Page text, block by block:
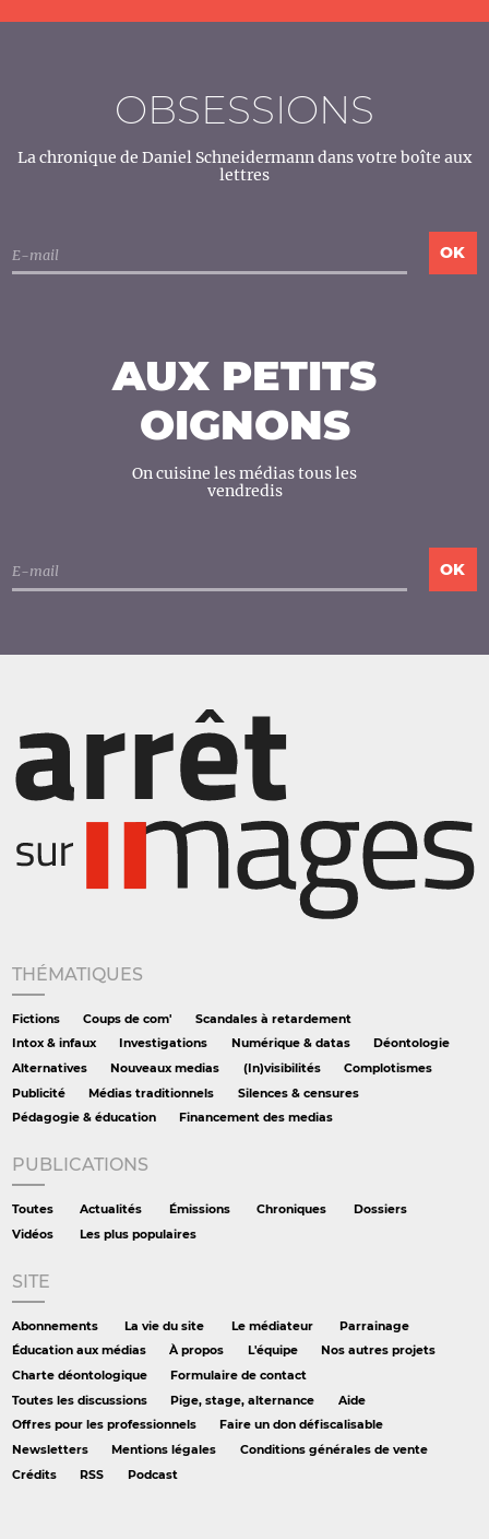
OBSESSIONS
La chronique de Daniel Schneidermann dans votre boîte aux
lettres
AUX PETITS
OIGNONS
On cuisine les médias tous les
vendredis
THÉMATIQUES
Fictions Coups de com'
Scandales à retardement
Intox & infaux
Investigations Numérique & datas
Déontologie
Alternatives
Nouveaux medias (In)visibilités
Complotismes
Publicité
Médias traditionnels
Silences & censures
Pédagogie & éducation
Financement des medias
PUBLICATIONS
Toutes Actualités Émissions Chroniques
Dossiers
Vidéos
Les plus populaires
SITE
Abonnements La vie du site Le médiateur
Parrainage
Éducation aux médias
À propos L'équipe
Nos autres projets
Charte déontologique
Formulaire de contact
Toutes les discussions
Pige, stage, alternance
Aide
Offres pour les professionnels
Faire un don défiscalisable
Newsletters
Mentions légales
Conditions générales de vente
Crédits
RSS Podcast